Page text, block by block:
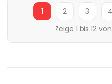
1 2 3 4
Zeige 1 bis 12